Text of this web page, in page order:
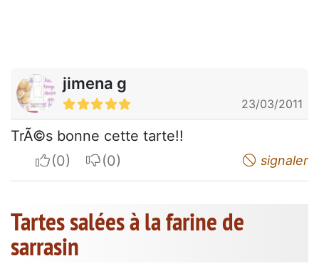
jimena g
23/03/2011
TrÃ©s bonne cette tarte!!
I apreciateI do not appreciate signaler
Tartes salées à la farine de
sarrasin